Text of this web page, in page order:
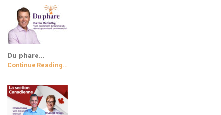
Du phare…
Continue Reading…